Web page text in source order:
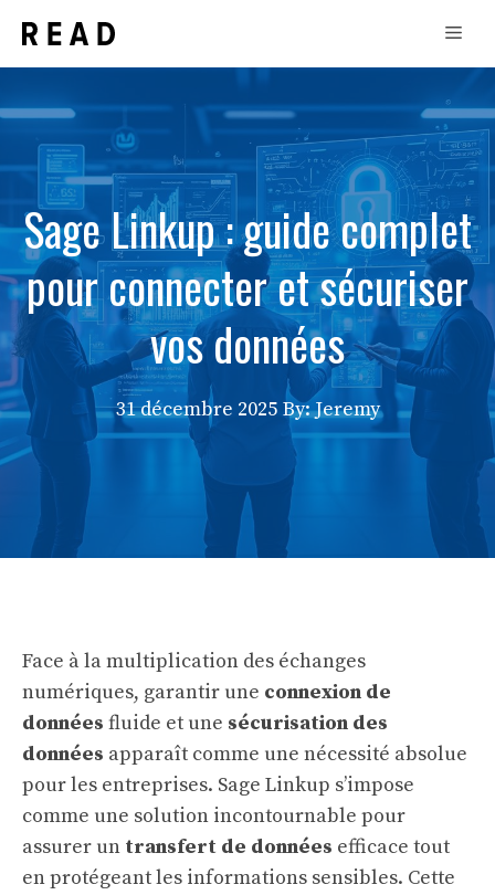
contenu
Sage Linkup : guide complet
pour connecter et sécuriser
vos données
31 décembre 2025 By: Jeremy
Face à la multiplication des échanges
numériques, garantir une connexion de
données fluide et une sécurisation des
données apparaît comme une nécessité absolue
pour les entreprises. Sage Linkup s’impose
comme une solution incontournable pour
assurer un transfert de données efficace tout
en protégeant les informations sensibles. Cette